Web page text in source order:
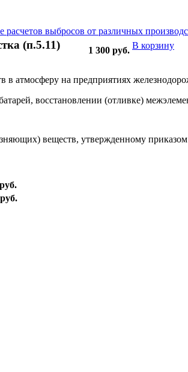
расчетов выбросов от различных
(п.5.11) 1 300 руб. В корзину
в атмосферу на предприятиях
восстановлении (отливке)
веществ, утвержденному